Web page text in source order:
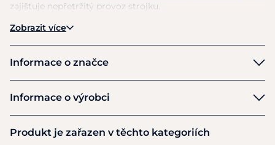
zajišťuje nepřetržitý provoz strojku.
Vyrobeno ve Švýcarsku, což garantuje vysokou kvalitu a
spolehlivost.
Zobrazit více
Informace o značce
Heiniger
Informace o výrobci
Heiniger AG
Produkt je zařazen v těchto kategoriích